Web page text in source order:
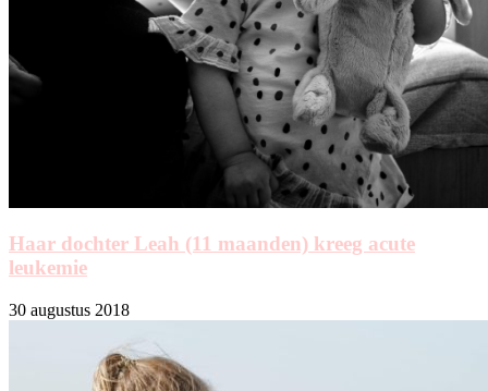
Haar dochter Leah (11 maanden) kreeg acute
leukemie
30 augustus 2018